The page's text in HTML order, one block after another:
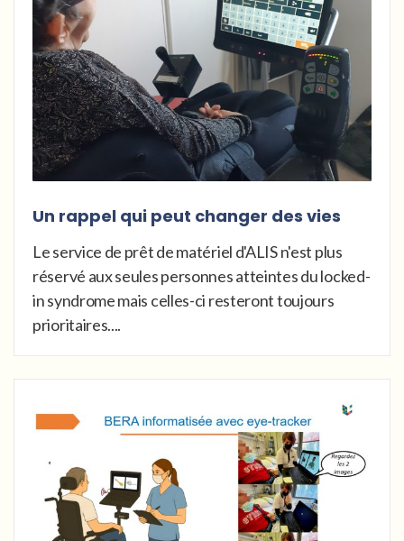
Un rappel qui peut changer des vies
Le service de prêt de matériel d'ALIS n'est plus
réservé aux seules personnes atteintes du locked-
in syndrome mais celles-ci resteront toujours
prioritaires....